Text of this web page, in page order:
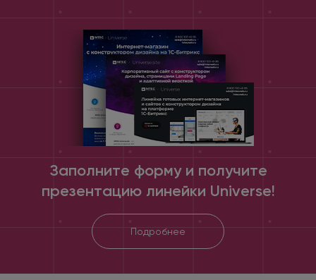
Заполните форму и получите
презентацию линейки Universe!
Подробнее